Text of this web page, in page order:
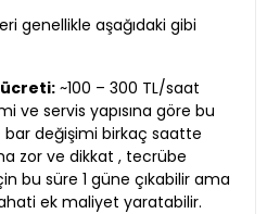
genellikle aşağıdaki gibi
~100 – 300 TL/saat
ve servis yapısına göre bu
bar değişimi birkaç saatte
zor ve dikkat , tecrübe
bu süre 1 güne çıkabilir ama
ek maliyet yaratabilir.